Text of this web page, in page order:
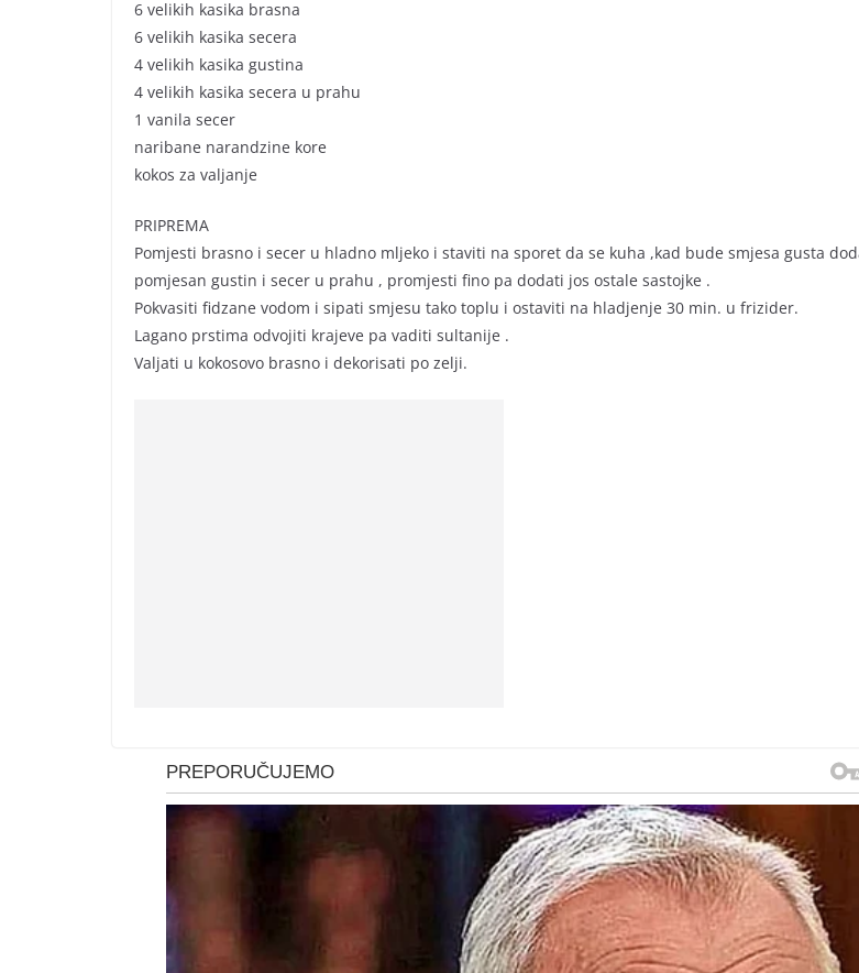
6 velikih kasika brasna
6 velikih kasika secera
4 velikih kasika gustina
4 velikih kasika secera u prahu
1 vanila secer
naribane narandzine kore
kokos za valjanje
PRIPREMA
Pomjesti brasno i secer u hladno mljeko i staviti na sporet da se kuha ,kad bude smjesa gusta
pomjesan gustin i secer u prahu , promjesti fino pa dodati jos ostale sastojke .
Pokvasiti fidzane vodom i sipati smjesu tako toplu i ostaviti na hladjenje 30 min. u frizider.
Lagano prstima odvojiti krajeve pa vaditi sultanije .
Valjati u kokosovo brasno i dekorisati po zelji.